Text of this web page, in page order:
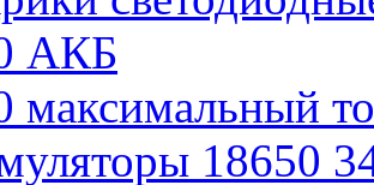
АКБ
максимальный
18650